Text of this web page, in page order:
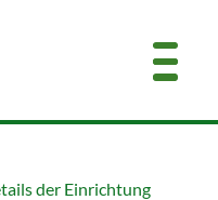
der Einrichtung